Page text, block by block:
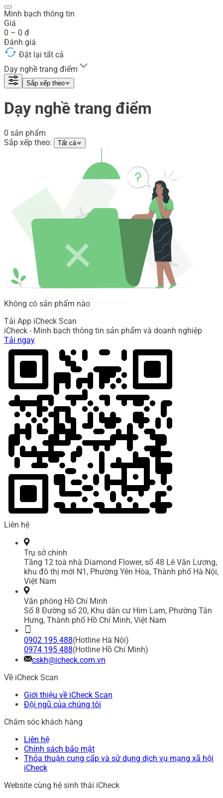
Minh bạch thông tin
Giá
0 – 0 đ
Đánh giá
Đặt lại tất cả
Dạy nghề trang điểm
Sắp xếp theo
Dạy nghề trang điểm
0 sản phẩm
Sắp xếp theo:
Tất cả
Không có sản phẩm nào
Tải App iCheck Scan
iCheck - Minh bạch thông tin sản phẩm và doanh nghiệp
Tải ngay
Liên hệ
Trụ sở chính
Tầng 12 toà nhà Diamond Flower, số 48 Lê Văn Lương,
khu đô thị mới N1, Phường Yên Hòa, Thành phố Hà Nội,
Việt Nam
Văn phòng Hồ Chí Minh
Số 8 Đường số 20, Khu dân cư Him Lam, Phường Tân
Hưng, Thành phố Hồ Chí Minh, Việt Nam
0902 195 488(Hotline Hà Nội)
0974 195 488(Hotline Hồ Chí Minh)
cskh@icheck.com.vn
Về iCheck Scan
Giới thiệu về iCheck Scan
Đội ngũ của chúng tôi
Chăm sóc khách hàng
Liên hệ
Chính sách bảo mật
Thỏa thuận cung cấp và sử dụng dịch vụ mạng xã hội
iCheck
Website cùng hệ sinh thái iCheck